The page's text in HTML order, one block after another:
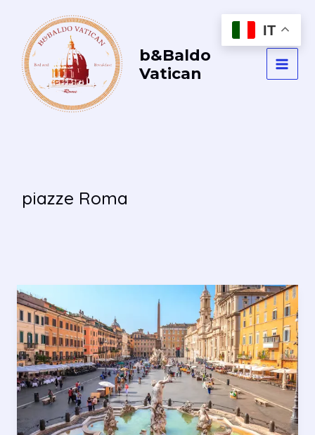
contenuto
b&Baldo
Vatican
piazze Roma
IT